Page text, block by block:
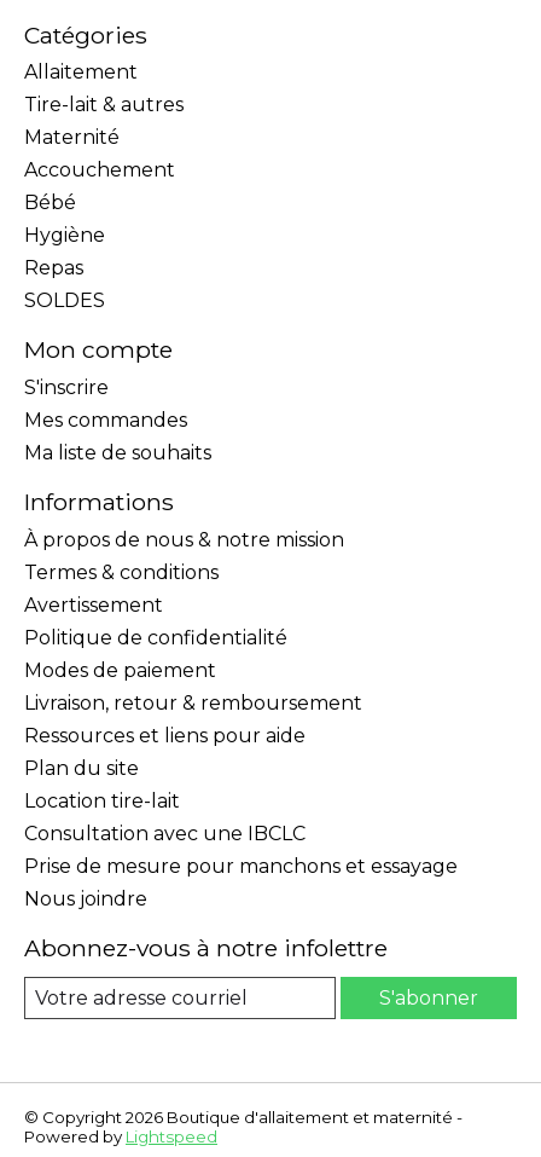
Catégories
Allaitement
Tire-lait & autres
Maternité
Accouchement
Bébé
Hygiène
Repas
SOLDES
Mon compte
S'inscrire
Mes commandes
Ma liste de souhaits
Informations
À propos de nous & notre mission
Termes & conditions
Avertissement
Politique de confidentialité
Modes de paiement
Livraison, retour & remboursement
Ressources et liens pour aide
Plan du site
Location tire-lait
Consultation avec une IBCLC
Prise de mesure pour manchons et essayage
Nous joindre
Abonnez-vous à notre infolettre
S'abonner
© Copyright 2026 Boutique d'allaitement et maternité -
Powered by Lightspeed